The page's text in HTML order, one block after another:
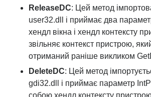
ReleaseDC: Цей метод
user32.dll і приймає два
хендл вікна і хендл контексту
звільняє контекст пристрою,
отриманий раніше викликом
DeleteDC: Цей метод
gdi32.dll і приймає параметр